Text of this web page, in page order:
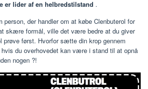
er lider af en helbredstilstand .
person, der handler om at købe Clenbuterol for
skære formål, ville det være bedre at du giver
prøve først. Hvorfor sætte din krop gennem
du overhovedet kan være i stand til at opnå
nogen ?!